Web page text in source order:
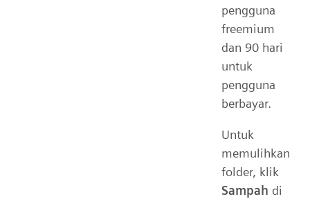
pengguna
freemium
dan 90 hari
untuk
pengguna
berbayar.
Untuk
memulihkan
folder, klik
Sampah di